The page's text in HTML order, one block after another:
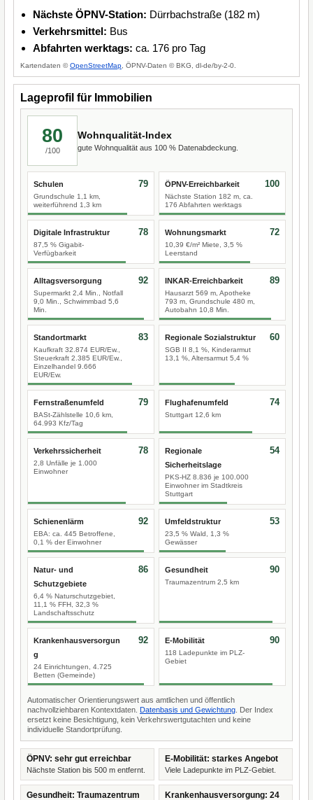
Nächste ÖPNV-Station: Dürrbachstraße (182 m)
Verkehrsmittel: Bus
Abfahrten werktags: ca. 176 pro Tag
Kartendaten ©OpenStreetMap , ÖPNV-Daten © BKG, dl-de/by-2-0.
Lageprofil für Immobilien
80
/100
Wohnqualität-Index
gute Wohnqualität aus 100 % Datenabdeckung.
Schulen
Grundschule 1,1 km,
weiterführend 1,3 km
79 ÖPNV-Erreichbarkeit
Nächste Station 182 m, ca.
176 Abfahrten werktags
100
Digitale Infrastruktur
87,5 % Gigabit-
Verfügbarkeit
78 Wohnungsmarkt
10,39 €/m² Miete, 3,5 %
Leerstand
72
Alltagsversorgung
Supermarkt 2,4 Min., Notfall
9,0 Min., Schwimmbad 5,6
Min.
92 INKAR-Erreichbarkeit
Hausarzt 569 m, Apotheke
793 m, Grundschule 480 m,
Autobahn 10,8 Min.
89
Standortmarkt
Kaufkraft 32.874 EUR/Ew.,
Steuerkraft 2.385 EUR/Ew.,
Einzelhandel 9.666
EUR/Ew.
83 Regionale Sozialstruktur
SGB II 8,1 %, Kinderarmut
13,1 %, Altersarmut 5,4 %
60
Fernstraßenumfeld
BASt-Zählstelle 10,6 km,
64.993 Kfz/Tag
79 Flughafenumfeld
Stuttgart 12,6 km
74
Verkehrssicherheit
2,8 Unfälle je 1.000
Einwohner
78
Regionale
Sicherheitslage
PKS-HZ 8.836 je 100.000
Einwohner im Stadtkreis
Stuttgart
54
Schienenlärm
EBA: ca. 445 Betroffene,
0,1 % der Einwohner
92 Umfeldstruktur
23,5 % Wald, 1,3 %
Gewässer
53
Natur- und
Schutzgebiete
6,4 % Naturschutzgebiet,
11,1 % FFH, 32,3 %
Landschaftsschutz
86 Gesundheit
Traumazentrum 2,5 km
90
Krankenhausversorgun
g
24 Einrichtungen, 4.725
Betten (Gemeinde)
92 E-Mobilität
118 Ladepunkte im PLZ-
Gebiet
90
Automatischer Orientierungswert aus amtlichen und öffentlich
nachvollziehbaren Kontextdaten. Datenbasis und Gewichtung . Der Index
ersetzt keine Besichtigung, kein Verkehrswertgutachten und keine
individuelle Standortprüfung.
ÖPNV: sehr gut erreichbar
Nächste Station bis 500 m entfernt.
E-Mobilität: starkes Angebot
Viele Ladepunkte im PLZ-Gebiet.
Gesundheit: Traumazentrum Krankenhausversorgung: 24